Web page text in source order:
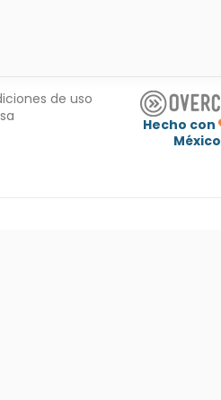
de uso
Hecho con
México